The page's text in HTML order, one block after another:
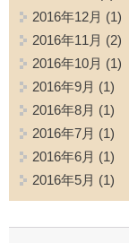
2016年12月 (1)
2016年11月 (2)
2016年10月 (1)
2016年9月 (1)
2016年8月 (1)
2016年7月 (1)
2016年6月 (1)
2016年5月 (1)